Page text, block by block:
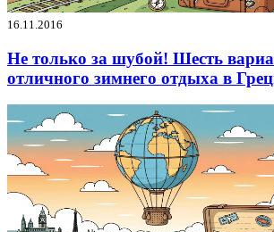
16.11.2016
Не только за шубой! Шесть
отличного зимнего отдыха в